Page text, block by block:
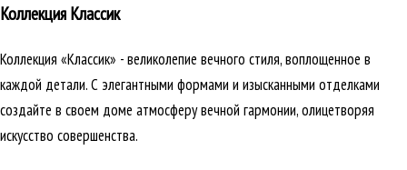
Коллекция Классик
Коллекция «Классик» - великолепие вечного стиля, воплощенное в
каждой детали. С элегантными формами и изысканными отделками
создайте в своем доме атмосферу вечной гармонии, олицетворяя
искусство совершенства.